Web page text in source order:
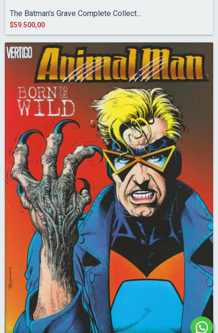
The Batman's Grave Complete Collect...
$59.500,00